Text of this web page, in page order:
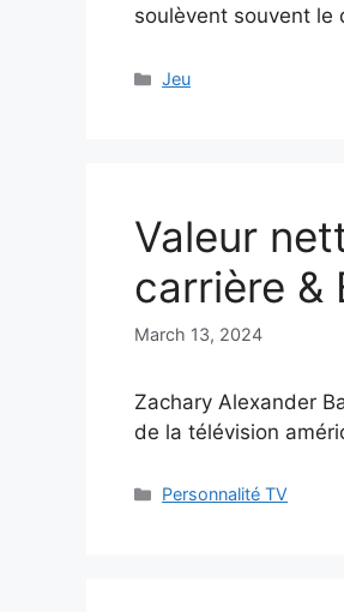
soulèvent souvent
Categories
Jeu
Valeur
carrière &
March 13, 2024
Zachary Alexander
de la télévision
Categories
Personnalité TV